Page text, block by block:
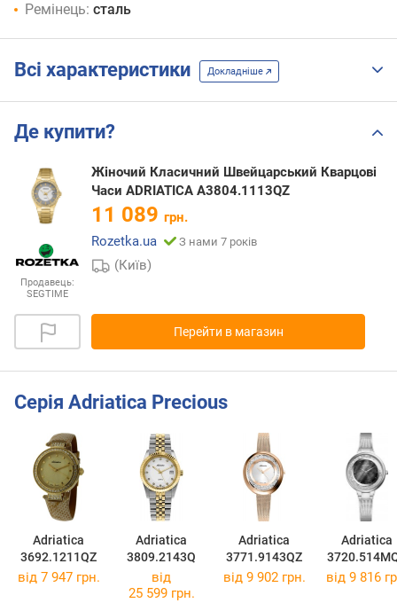
Ремінець: сталь
Всі характеристики Докладніше
Де купити?
Продавець:
SEGTIME
Жіночий Класичний Швейцарський Кварцові
Часи ADRIATICA A3804.1113QZ
11 089 грн.
Rozetka.ua
З нами 7 років
(Київ)
Перейти в магазин
Серія Adriatica Precious
Adriatica
3692.1211QZ
Adriatica
3809.2143Q
Adriatica
3771.9143QZ
Adriatica
від 7 947 грн.
від
25 599 грн.
від 9 902 грн. від 9 816